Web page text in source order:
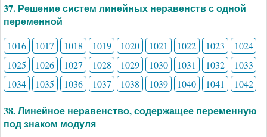
37. Решение систем линейных неравенств с одной
переменной
1016 1017 1018 1019 1020 1021 1022 1023
1024
1025
1026 1027 1028 1029 1030 1031 1032
1033
1034
1035 1036 1037 1038 1039 1040 1041 1042
38. Линейное неравенство, содержащее переменную
под знаком модуля